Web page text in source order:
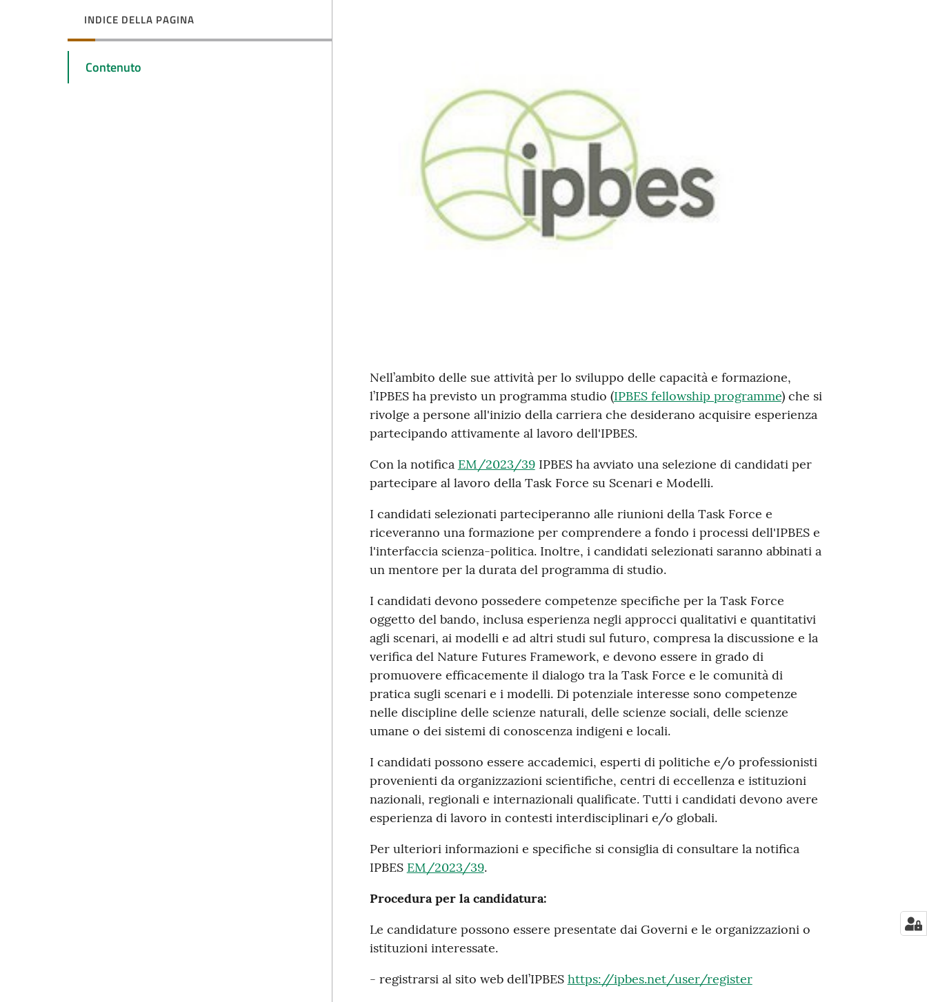
INDICE DELLA PAGINA
Contenuto
Nell’ambito delle sue attività per lo sviluppo delle capacità e formazione,
l’IPBES ha previsto un programma studio (IPBES fellowship programme) che si
rivolge a persone all'inizio della carriera che desiderano acquisire esperienza
partecipando attivamente al lavoro dell'IPBES.
Con la notifica EM/2023/39IPBES ha avviato una selezione di candidati per
partecipare al lavoro della Task Force su Scenari e Modelli.
I candidati selezionati parteciperanno alle riunioni della Task Force e
riceveranno una formazione per comprendere a fondo i processi dell'IPBES e
l'interfaccia scienza-politica. Inoltre, i candidati selezionati saranno abbinati a
un mentore per la durata del programma di studio.
I candidati devono possedere competenze specifiche per la Task Force
oggetto del bando, inclusa esperienza negli approcci qualitativi e quantitativi
agli scenari, ai modelli e ad altri studi sul futuro, compresa la discussione e la
verifica del Nature Futures Framework, e devono essere in grado di
promuovere efficacemente il dialogo tra la Task Force e le comunità di
pratica sugli scenari e i modelli. Di potenziale interesse sono competenze
nelle discipline delle scienze naturali, delle scienze sociali, delle scienze
umane o dei sistemi di conoscenza indigeni e locali.
I candidati possono essere accademici, esperti di politiche e/o professionisti
provenienti da organizzazioni scientifiche, centri di eccellenza e istituzioni
nazionali, regionali e internazionali qualificate. Tutti i candidati devono avere
esperienza di lavoro in contesti interdisciplinari e/o globali.
Per ulteriori informazioni e specifiche si consiglia di consultare la notifica
IPBES EM/2023/39.
Procedura per la candidatura:
Le candidature possono essere presentate dai Governi e le organizzazioni o
istituzioni interessate.
- registrarsi al sito web dell’IPBES https://ipbes.net/user/register